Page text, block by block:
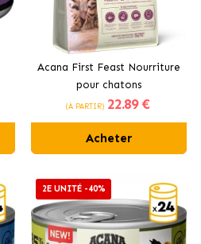
Acana First Feast Nourriture
pour chatons
(À PARTIR) 22.89 €
Acheter
2E UNITÉ -40%